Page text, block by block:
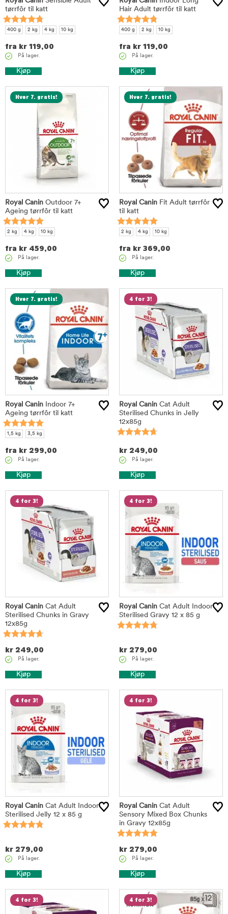
tørrfôr til katt
400 g 2 kg 4 kg 10 kg
fra kr 119,00
På lager.
Kjøp
Hair Adult tørrfôr til katt
400 g 2 kg 10 kg
fra kr 119,00
På lager.
Kjøp
Hver 7. gratis!
Royal Canin Outdoor 7+
Ageing tørrfôr til katt
2 kg 4 kg 10 kg
fra kr 459,00
På lager.
Kjøp
Hver 7. gratis!
Royal Canin Fit Adult tørrfôr
til katt
2 kg 4 kg 10 kg
fra kr 369,00
På lager.
Kjøp
Hver 7. gratis!
Royal Canin Indoor 7+
Ageing tørrfôr til katt
1,5 kg 3,5 kg
fra kr 299,00
På lager.
Kjøp
4 for 3!
Royal Canin Cat Adult
Sterilised Chunks in Jelly
12x85g
kr 249,00
På lager.
Kjøp
4 for 3!
Royal Canin Cat Adult
Sterilised Chunks in Gravy
12x85g
kr 249,00
På lager.
Kjøp
4 for 3!
Royal Canin Cat Adult Indoor
Sterilised Gravy 12 x 85 g
kr 279,00
På lager.
Kjøp
4 for 3!
Royal Canin Cat Adult Indoor
Sterilised Jelly 12 x 85 g
kr 279,00
På lager.
Kjøp
4 for 3!
Royal Canin Cat Adult
Sensory Mixed Box Chunks
in Gravy 12x85g
kr 279,00
På lager.
Kjøp
4 for 3! 4 for 3!